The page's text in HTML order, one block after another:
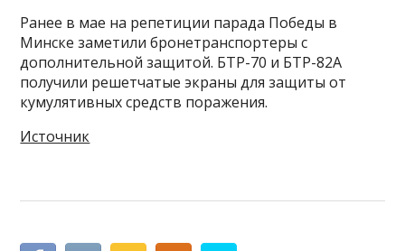
Ранее в мае на репетиции парада Победы в
Минске заметили бронетранспортеры с
дополнительной защитой. БТР-70 и БТР-82А
получили решетчатые экраны для защиты от
кумулятивных средств поражения.
Источник